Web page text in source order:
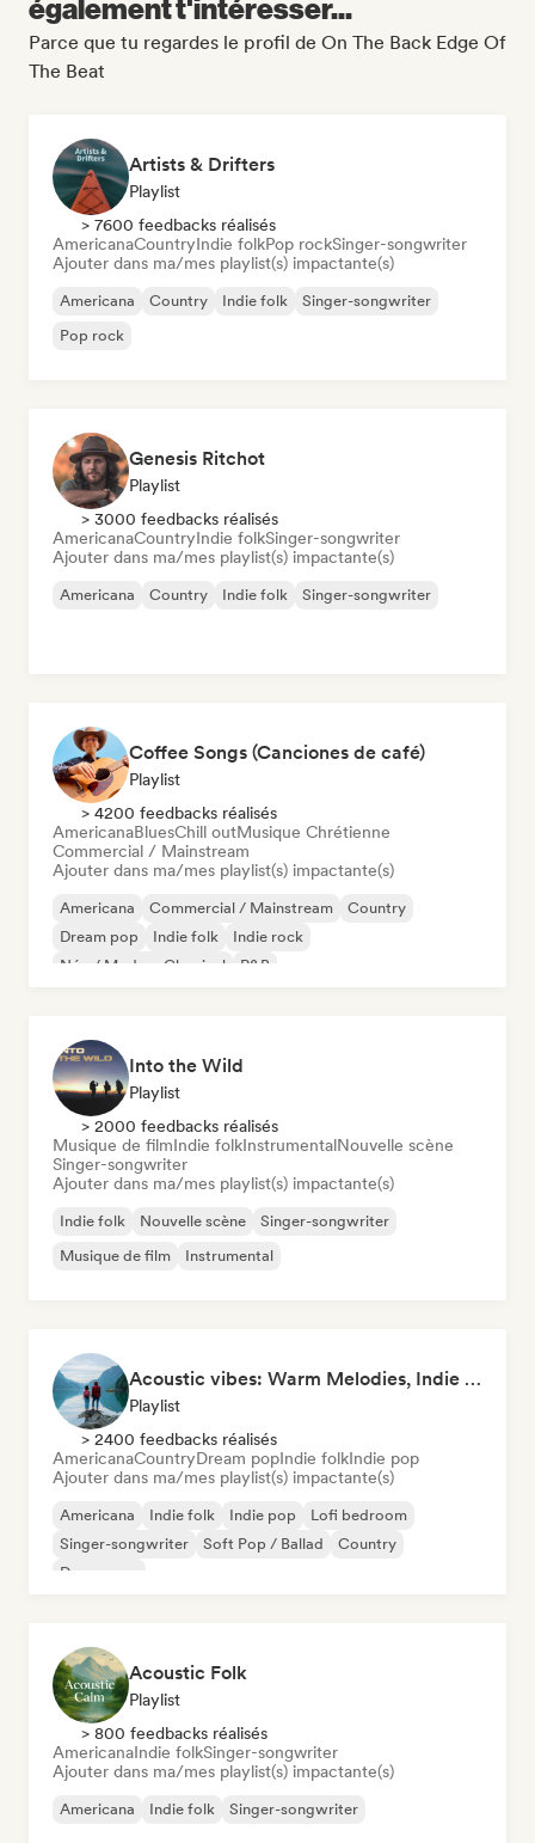
également t'intéresser...
Parce que tu regardes le profil de On The Back Edge Of
The Beat
Artists & Drifters
Playlist
> 7600 feedbacks réalisés
AmericanaCountryIndie folkPop rockSinger-songwriter
Ajouter dans ma/mes playlist(s) impactante(s)
Americana Country Indie folk
Singer-songwriter
Pop rock
Genesis Ritchot
Playlist
> 3000 feedbacks réalisés
AmericanaCountryIndie folkSinger-songwriter
Ajouter dans ma/mes playlist(s) impactante(s)
Americana Country Indie folk Singer-songwriter
Coffee Songs (Canciones de café)
Playlist
> 4200 feedbacks réalisés
AmericanaBluesChill outMusique Chrétienne
Commercial / Mainstream
Ajouter dans ma/mes playlist(s) impactante(s)
Americana Commercial / Mainstream
Country
Dream pop
Indie folk
Indie rock
Néo / Modern Classical
R&B
Into the Wild
Playlist
> 2000 feedbacks réalisés
Musique de filmIndie folkInstrumentalNouvelle scène
Singer-songwriter
Ajouter dans ma/mes playlist(s) impactante(s)
Indie folk Nouvelle scène
Singer-songwriter
Musique de film
Instrumental
Acoustic vibes: Warm Melodies, Indie Folk & Singer-Songwriter 🏞️
Playlist
> 2400 feedbacks réalisés
AmericanaCountryDream popIndie folkIndie pop
Ajouter dans ma/mes playlist(s) impactante(s)
Americana Indie folk Indie pop
Lofi bedroom
Singer-songwriter
Soft Pop / Ballad
Country
Dream pop
Acoustic Folk
Playlist
> 800 feedbacks réalisés
AmericanaIndie folkSinger-songwriter
Ajouter dans ma/mes playlist(s) impactante(s)
Americana Indie folk Singer-songwriter